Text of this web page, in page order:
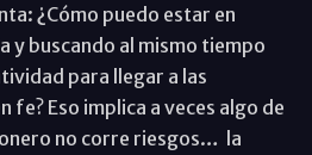
¿Cómo puedo estar en
y buscando al mismo tiempo
para llegar a las
fe? Eso implica a veces algo de
no corre riesgos… la